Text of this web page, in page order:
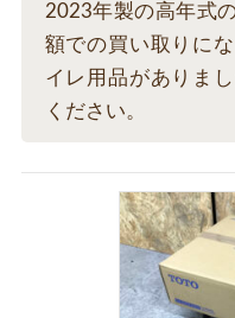
2023年製の高年式
額での買い取りに
イレ用品がありま
ください。